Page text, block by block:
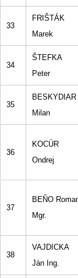
33
FRIŠTÁK
Marek
34
ŠTEFKA
Peter
35
BESKYDIAR
Milan
36
KOCÚR
Ondrej
37
BEŇO
Mgr.
38
VAJDICKA
Ján Ing.